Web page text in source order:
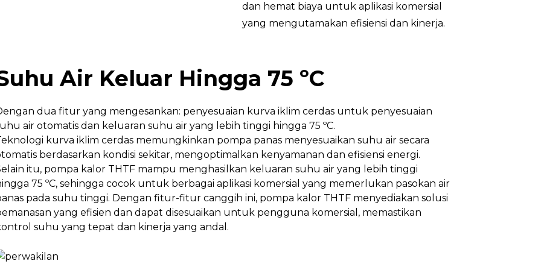
dan hemat biaya untuk aplikasi komersial
yang mengutamakan efisiensi dan kinerja.
Air Keluar Hingga 75 ºC
dua fitur yang mengesankan: penyesuaian kurva iklim cerdas untuk penyesuaian
air otomatis dan keluaran suhu air yang lebih tinggi hingga 75 ºC.
kurva iklim cerdas memungkinkan pompa panas menyesuaikan suhu air secara
berdasarkan kondisi sekitar, mengoptimalkan kenyamanan dan efisiensi energi.
itu, pompa kalor THTF mampu menghasilkan keluaran suhu air yang lebih tinggi
75 ºC, sehingga cocok untuk berbagai aplikasi komersial yang memerlukan pasokan air
pada suhu tinggi. Dengan fitur-fitur canggih ini, pompa kalor THTF menyediakan solusi
yang efisien dan dapat disesuaikan untuk pengguna komersial, memastikan
suhu yang tepat dan kinerja yang andal.